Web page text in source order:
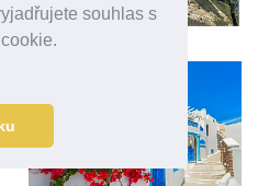
souhlas s